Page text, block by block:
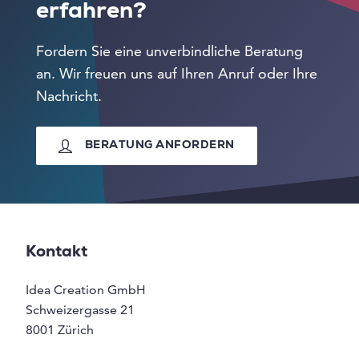
erfahren?
Fordern Sie eine unverbindliche Beratung
an. Wir freuen uns auf Ihren Anruf oder Ihre
Nachricht.
BERATUNG ANFORDERN
Kontakt
Idea Creation GmbH
Schweizergasse 21
8001 Zürich